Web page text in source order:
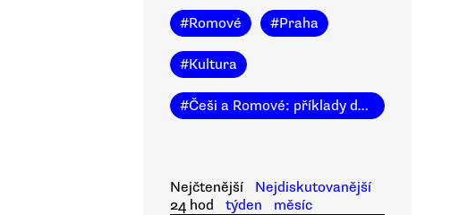
#Romové #Praha
#Kultura
#Češi a Romové: příklady dobré praxe
Nejčtenější
Nejdiskutovanější
24 hod
týden
měsíc